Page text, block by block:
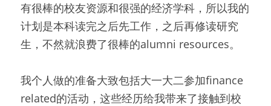
有很棒的校友资源和很强的经济学科，所以我的
计划是本科读完之后先工作，之后再修读研究
生，不然就浪费了很棒的alumni resources。
我个人做的准备大致包括大一大二参加finance
related的活动，这些经历给我带来了接触到校